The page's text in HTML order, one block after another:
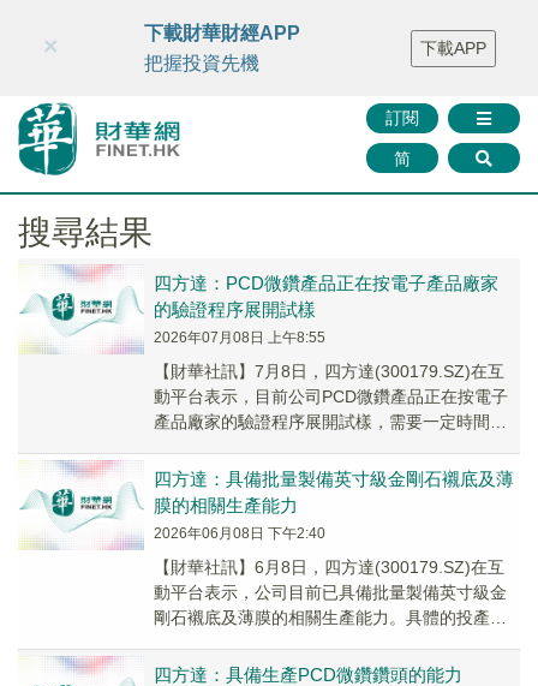
財華智庫網 FINTV FINMETA 財華證券 媒體矩陣
智庫沙龍
聯絡我們
訂閱
简
×
下載財華財經APP
把握投資先機
下載APP
搜尋結果
四方達：PCD微鑽產品正在按電子產品廠家
的驗證程序展開試樣
2026年07月08日 上午8:55
【財華社訊】7月8日，四方達(300179.SZ)在互
動平台表示，目前公司PCD微鑽產品正在按電子
產品廠家的驗證程序展開試樣，需要一定時間周
四方達：具備批量製備英寸級金剛石襯底及薄
膜的相關生產能力
2026年06月08日 下午2:40
【財華社訊】6月8日，四方達(300179.SZ)在互
動平台表示，公司目前已具備批量製備英寸級金
剛石襯底及薄膜的相關生產能力。具體的投產及
推進。
四方達：具備生產PCD微鑽鑽頭的能力